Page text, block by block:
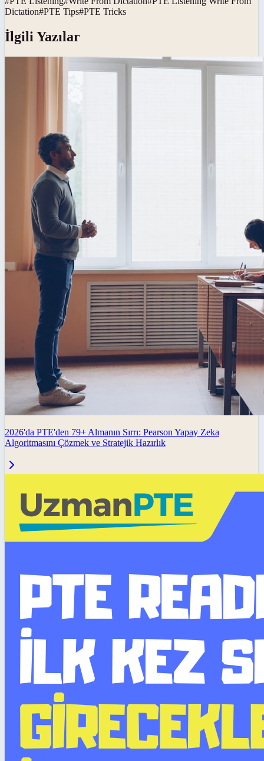
Dictation#PTE Tips#PTE Tricks
İlgili Yazılar
2026'da PTE'den 79+ Almanın Sırrı: Pearson Yapay Zeka
Algoritmasını Çözmek ve Stratejik Hazırlık